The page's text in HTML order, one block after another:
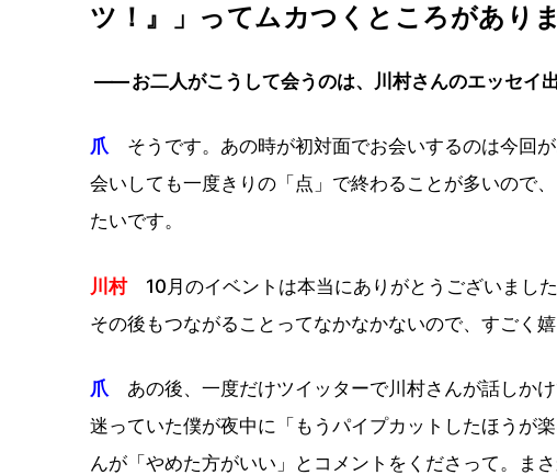
ツ！』」ってムカつくところがあり
―― お二人がこうして会うのは、川村さんのエッセイ
爪 そうです。あの時が初対面でお会いするのは今回
会いしても一度きりの「点」で終わることが多いので
たいです。
川村10月のイベントは本当にありがとうございまし
その後もつながることってなかなかないので、すごく嬉
爪 あの後、一度だけツイッターで川村さんが話しか
迷っていた僕が夜中に「もうパイプカットしたほうが
んが「やめた方がいい」とコメントをくださって。ま